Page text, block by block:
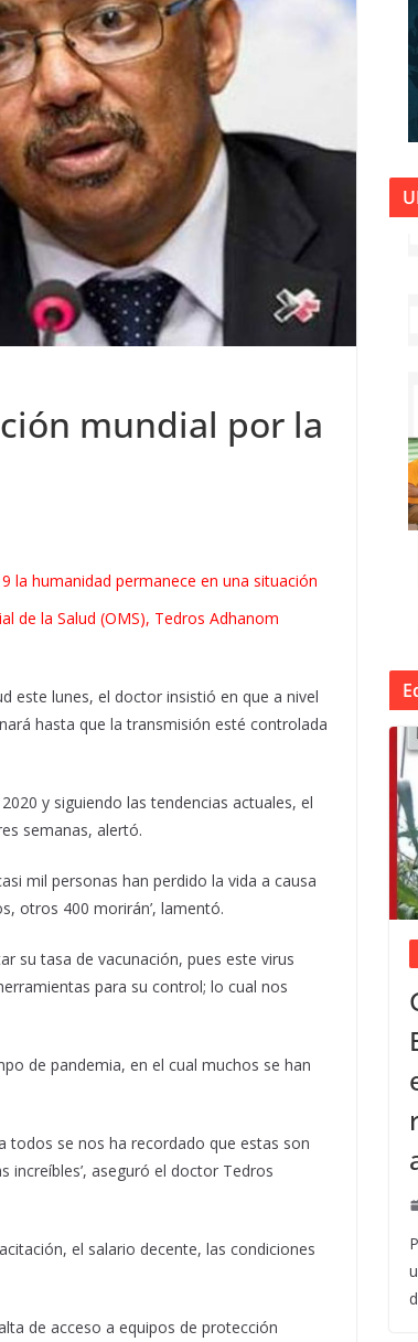
mundial por la
la humanidad permanece en una situación
de la Salud (OMS), Tedros Adhanom
este lunes, el doctor insistió en que a nivel
hasta que la transmisión esté controlada
y siguiendo las tendencias actuales, el
semanas, alertó.
mil personas han perdido la vida a causa
otros 400 morirán’, lamentó.
su tasa de vacunación, pues este virus
para su control; lo cual nos
de pandemia, en el cual muchos se han
todos se nos ha recordado que estas son
increíbles’, aseguró el doctor Tedros
el salario decente, las condiciones
de acceso a equipos de protección